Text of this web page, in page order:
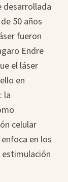
desarrollada
50 años
fueron
Endre
el láser
en
la
celular
en los